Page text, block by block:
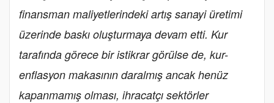
finansman maliyetlerindeki artış sanayi üretimi
üzerinde baskı oluşturmaya devam etti. Kur
tarafında görece bir istikrar görülse de, kur-
enflasyon makasının daralmış ancak henüz
kapanmamış olması, ihracatçı sektörler